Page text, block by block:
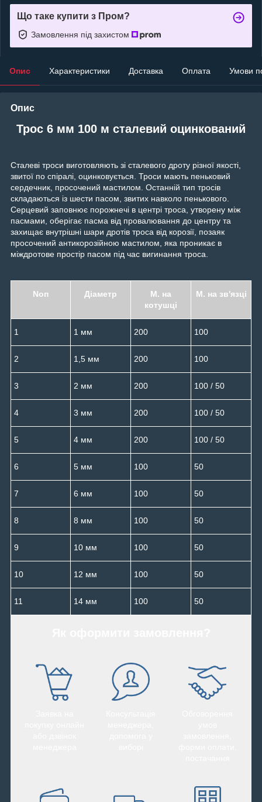
Що таке купити з Пром?
Замовлення під захистом
Опис Характеристики Доставка Оплата Умови
Опис
Трос 6 мм 100 м сталевий оцинкований
Сталеві троси виготовляють зі сталевого дроту різної якості,
звитої по спіралі, оцинковується. Троси мають пеньковий
сердечник, просочений мастилом. Останній тип тросів
складаються із шести пасом, звитих навколо пенькового.
Серцевий заповнює порожнечі в центрі троса, утворену між
пасмами, оберігає пасма від провалювання до центру та
захищає внутрішні шари дротів троса від корозії, позаяк
просочений антикорозійною мастилом, яка проникає в
міждротове простір пасом під час вигинання троса.
Noп Діаметр
М. на
котушці
М. на зв'язці
1 1 мм 200 100
2 1,5 мм 200 100
3 2 мм 200 100 / 50
4 3 мм 200 100 / 50
5 4 мм 200 100 / 50
6 5 мм 100 50
7 6 мм 100 50
8 8 мм 100 50
9 10 мм 100 50
10 12 мм 100 50
11 14 мм 100 50